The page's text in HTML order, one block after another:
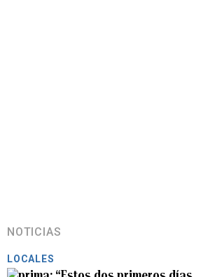
NOTICIAS
LOCALES